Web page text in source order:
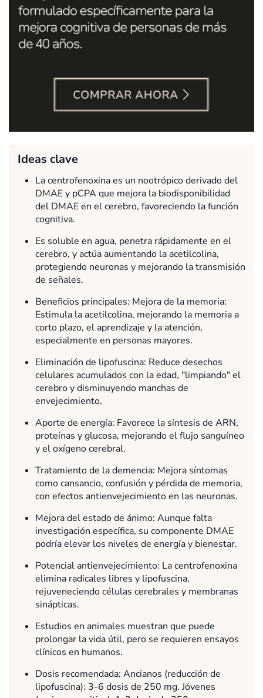
Ideas clave
La centrofenoxina es un nootrópico derivado del
DMAE y pCPA que mejora la biodisponibilidad
del DMAE en el cerebro, favoreciendo la función
cognitiva.
Es soluble en agua, penetra rápidamente en el
cerebro, y actúa aumentando la acetilcolina,
protegiendo neuronas y mejorando la transmisión
de señales.
Beneficios principales: Mejora de la memoria:
Estimula la acetilcolina, mejorando la memoria a
corto plazo, el aprendizaje y la atención,
especialmente en personas mayores.
Eliminación de lipofuscina: Reduce desechos
celulares acumulados con la edad, "limpiando" el
cerebro y disminuyendo manchas de
envejecimiento.
Aporte de energía: Favorece la síntesis de ARN,
proteínas y glucosa, mejorando el flujo sanguíneo
y el oxígeno cerebral.
Tratamiento de la demencia: Mejora síntomas
como cansancio, confusión y pérdida de memoria,
con efectos antienvejecimiento en las neuronas.
Mejora del estado de ánimo: Aunque falta
investigación específica, su componente DMAE
podría elevar los niveles de energía y bienestar.
Potencial antienvejecimiento: La centrofenoxina
elimina radicales libres y lipofuscina,
rejuveneciendo células cerebrales y membranas
sinápticas.
Estudios en animales muestran que puede
prolongar la vida útil, pero se requieren ensayos
clínicos en humanos.
Dosis recomendada: Ancianos (reducción de
lipofuscina): 3-6 dosis de 250 mg. Jóvenes